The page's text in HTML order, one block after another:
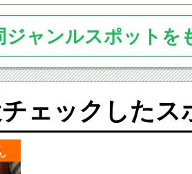
ジャンルスポットを
ェックしたス